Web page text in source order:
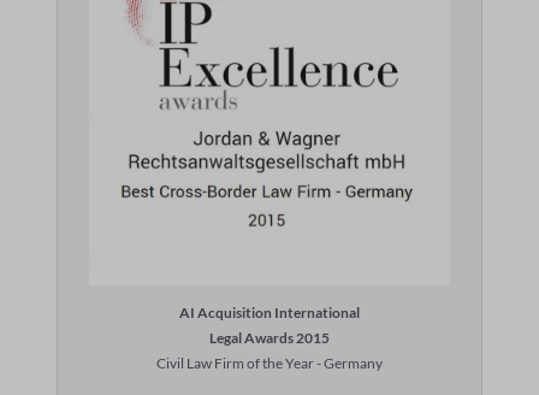
AI Acquisition International
Legal Awards 2015
Civil Law Firm of the Year - Germany